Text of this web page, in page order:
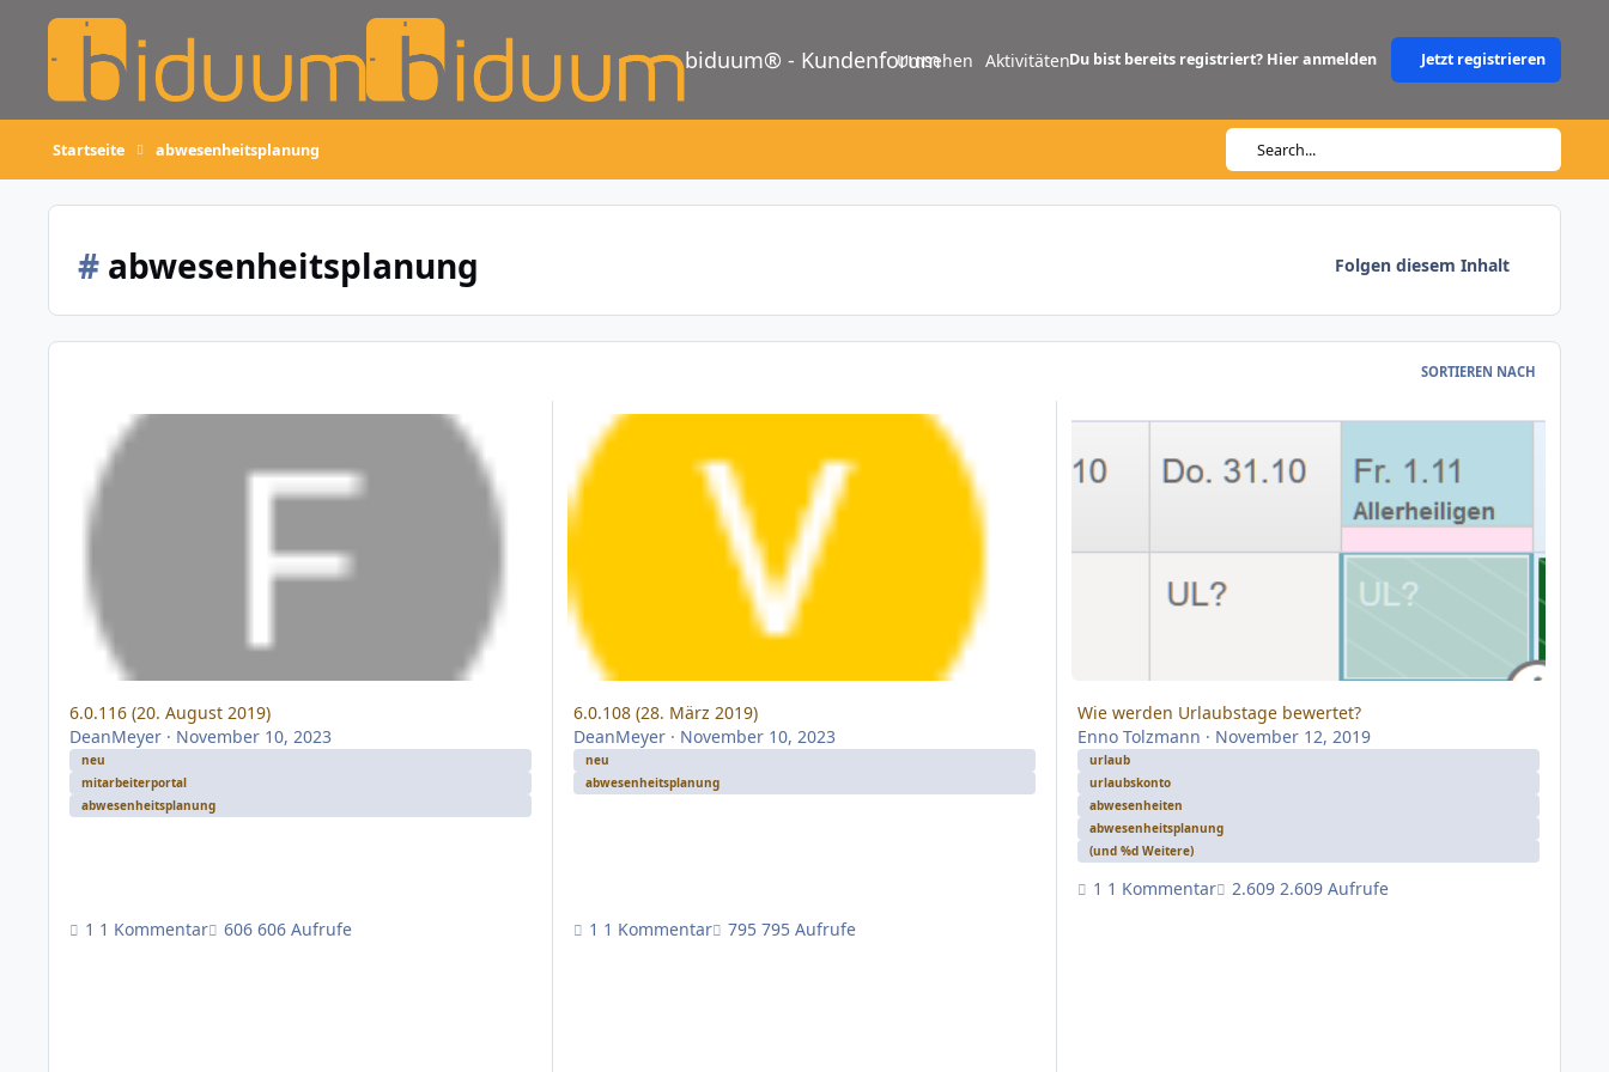
Skip to content
biduum® - Kundenforum
Umsehen AktivitätenDu bist bereits registriert? Hier anmelden Jetzt registrieren
Startseite abwesenheitsplanung Search...
#abwesenheitsplanung Folgen diesem Inhalt
SORTIEREN NACH
6.0.116 (20. August 2019)
6.0.116 (20. August 2019)
DeanMeyer· November 10, 2023
neu
mitarbeiterportal
abwesenheitsplanung
1 Kommentar 606 Aufrufe
6.0.108 (28. März 2019)
6.0.108 (28. März 2019)
DeanMeyer· November 10, 2023
neu
abwesenheitsplanung
1 Kommentar 795 Aufrufe
Wie werden Urlaubstage bewertet?
Enno Tolzmann · November 12, 2019
urlaub
urlaubskonto
abwesenheiten
abwesenheitsplanung
(und %d Weitere)
1 Kommentar 2.609 Aufrufe